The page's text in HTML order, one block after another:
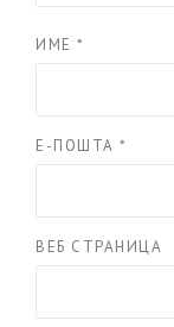
ИМЕ *
Е-ПОШТА *
ВЕБ СТРАНИЦА